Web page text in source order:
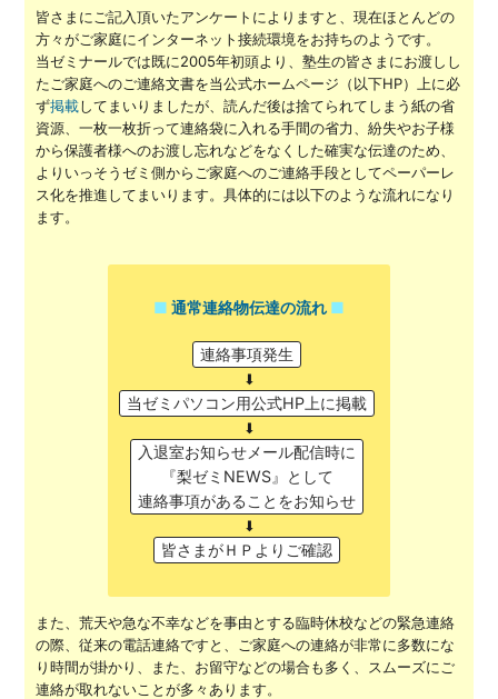
皆さまにご記入頂いたアンケートによりますと、現在ほとんどの
方々がご家庭にインターネット接続環境をお持ちのようです。
当ゼミナールでは既に2005年初頭より、塾生の皆さまにお渡しし
たご家庭へのご連絡文書を当公式ホームページ（以下HP）上に必
ず掲載してまいりましたが、読んだ後は捨てられてしまう紙の省
資源、一枚一枚折って連絡袋に入れる手間の省力、紛失やお子様
から保護者様へのお渡し忘れなどをなくした確実な伝達のため、
よりいっそうゼミ側からご家庭へのご連絡手段としてペーパーレ
ス化を推進してまいります。具体的には以下のような流れになり
ます。
通常連絡物伝達の流れ
連絡事項発生
⬇︎
当ゼミパソコン用公式HP上に掲載
⬇︎
入退室お知らせメール配信時に
『梨ゼミNEWS』として
連絡事項があることをお知らせ
⬇︎
皆さまがＨＰよりご確認
また、荒天や急な不幸などを事由とする臨時休校などの緊急連絡
の際、従来の電話連絡ですと、ご家庭への連絡が非常に多数にな
り時間が掛かり、また、お留守などの場合も多く、スムーズにご
連絡が取れないことが多々あります。